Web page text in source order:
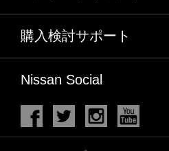
購入検討サポート
Nissan Social